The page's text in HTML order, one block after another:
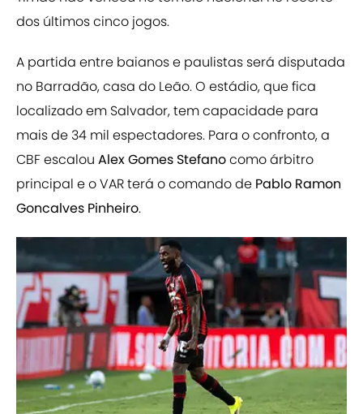
dos últimos cinco jogos.
A partida entre baianos e paulistas será disputada
no Barradão, casa do Leão. O estádio, que fica
localizado em Salvador, tem capacidade para
mais de 34 mil espectadores. Para o confronto, a
CBF escalou Alex Gomes Stefanocomo árbitro
principal e o VAR terá o comando de Pablo Ramon
Goncalves Pinheiro.